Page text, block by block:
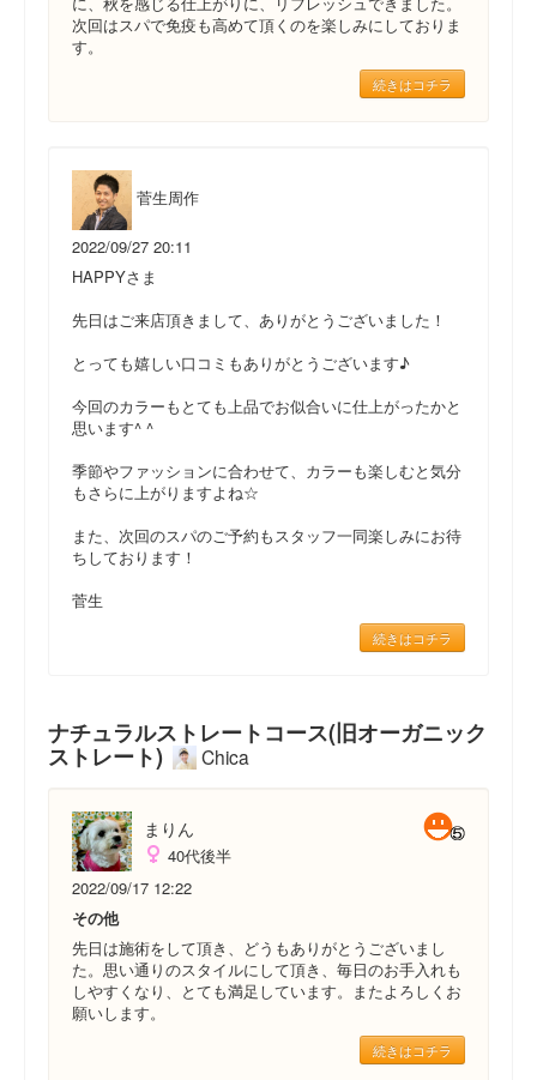
次回はスパで免疫も高めて頂くのを楽しみにしておりま
す。
続きはコチラ
菅生周作
2022/09/27 20:11
HAPPYさま
先日はご来店頂きまして、ありがとうございました！
とっても嬉しい口コミもありがとうございます♪
今回のカラーもとても上品でお似合いに仕上がったかと
思います^ ^
季節やファッションに合わせて、カラーも楽しむと気分
もさらに上がりますよね☆
また、次回のスパのご予約もスタッフ一同楽しみにお待
ちしております！
菅生
続きはコチラ
ナチュラルストレートコース(旧オーガニック
ストレート) Chica
まりん
40代後半
2022/09/17 12:22
その他
先日は施術をして頂き、どうもありがとうございまし
た。思い通りのスタイルにして頂き、毎日のお手入れも
しやすくなり、とても満足しています。またよろしくお
願いします。
続きはコチラ